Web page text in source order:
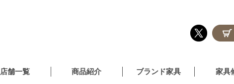
店舗一覧 商品紹介 ブランド家具 家具